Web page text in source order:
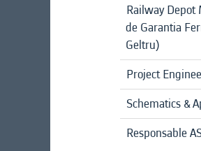
Railway Depot
de Garantia
Geltru)
Project
Schematics &
Responsable